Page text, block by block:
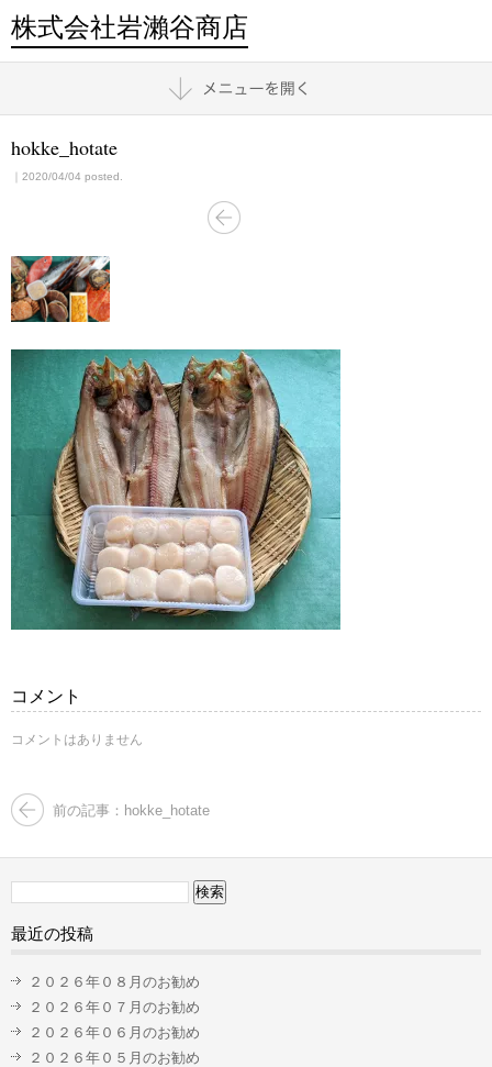
株式会社岩瀨谷商店
hokke_hotate
｜2020/04/04 posted.
コメント
コメントはありません
前の記事：hokke_hotate
最近の投稿
２０２６年０８月のお勧め
２０２６年０７月のお勧め
２０２６年０６月のお勧め
２０２６年０５月のお勧め